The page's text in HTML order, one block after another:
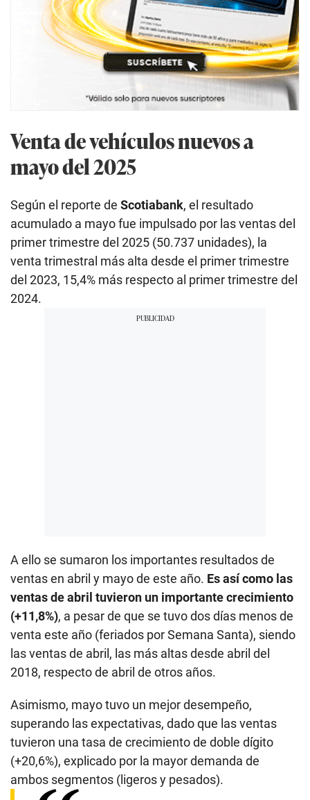
Venta de vehículos nuevos a
mayo del 2025
Según el reporte de Scotiabank, el resultado
acumulado a mayo fue impulsado por las ventas del
primer trimestre del 2025 (50.737 unidades), la
venta trimestral más alta desde el primer trimestre
del 2023, 15,4% más respecto al primer trimestre del
2024.
A ello se sumaron los importantes resultados de
ventas en abril y mayo de este año. Es así como las
ventas de abril tuvieron un importante crecimiento
(+11,8%), a pesar de que se tuvo dos días menos de
venta este año (feriados por Semana Santa), siendo
las ventas de abril, las más altas desde abril del
2018, respecto de abril de otros años.
Asimismo, mayo tuvo un mejor desempeño,
superando las expectativas, dado que las ventas
tuvieron una tasa de crecimiento de doble dígito
(+20,6%), explicado por la mayor demanda de
ambos segmentos (ligeros y pesados).